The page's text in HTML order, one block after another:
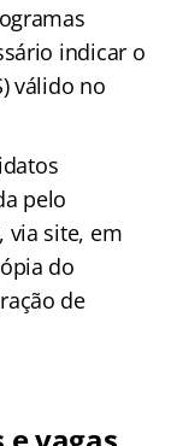
indicar o
válido no
pelo
via site, em
do
de